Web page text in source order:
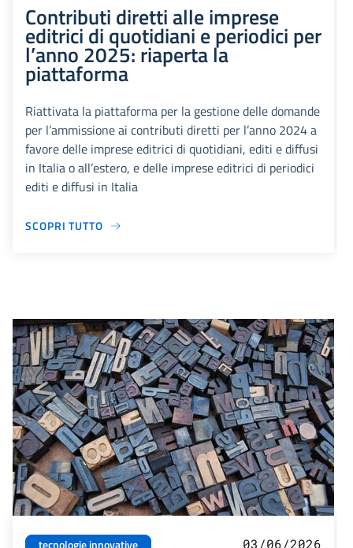
Contributi diretti alle imprese
editrici di quotidiani e periodici per
l’anno 2025: riaperta la
piattaforma
Riattivata la piattaforma per la gestione delle domande
per l’ammissione ai contributi diretti per l’anno 2024 a
favore delle imprese editrici di quotidiani, editi e diffusi
in Italia o all’estero, e delle imprese editrici di periodici
editi e diffusi in Italia
SCOPRI TUTTO
03/06/2026